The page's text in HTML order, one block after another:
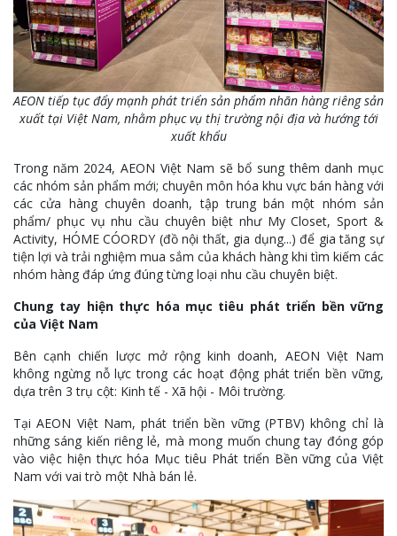
AEON tiếp tục đẩy mạnh phát triển sản phẩm nhãn hàng riêng sản
xuất tại Việt Nam, nhằm phục vụ thị trường nội địa và hướng tới
xuất khẩu
Trong năm 2024, AEON Việt Nam sẽ bổ sung thêm danh mục
các nhóm sản phẩm mới; chuyên môn hóa khu vực bán hàng với
các cửa hàng chuyên doanh, tập trung bán một nhóm sản
phẩm/ phục vụ nhu cầu chuyên biệt như My Closet, Sport &
Activity, HÓME CÓORDY (đồ nội thất, gia dụng...) để gia tăng sự
tiện lợi và trải nghiệm mua sắm của khách hàng khi tìm kiếm các
nhóm hàng đáp ứng đúng từng loại nhu cầu chuyên biệt.
Chung tay hiện thực hóa mục tiêu phát triển bền vững
của Việt Nam
Bên cạnh chiến lược mở rộng kinh doanh, AEON Việt Nam
không ngừng nỗ lực trong các hoạt động phát triển bền vững,
dựa trên 3 trụ cột: Kinh tế - Xã hội - Môi trường.
Tại AEON Việt Nam, phát triển bền vững (PTBV) không chỉ là
những sáng kiến riêng lẻ, mà mong muốn chung tay đóng góp
vào việc hiện thực hóa Mục tiêu Phát triển Bền vững của Việt
Nam với vai trò một Nhà bán lẻ.